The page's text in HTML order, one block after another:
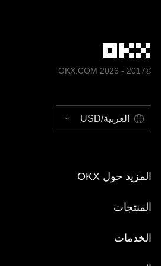
والرسوم البيانية، لا نتحمَّل أي مسؤولية
أخطاء في الحقائق أو تلك الناتجة عن
www.okx.com
.
©2017 - 2026 OKX.COM
العربية/USD
المزيد حول OKX
المنتجات
الخدمات